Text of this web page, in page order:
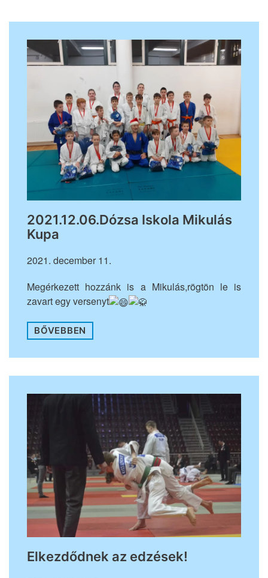
2021.12.06.Dózsa Iskola Mikulás
Kupa
2021. december 11.
Megérkezett hozzánk is a Mikulás,rögtön le is
zavart egy versenyt
BŐVEBBEN
Elkezdődnek az edzések!